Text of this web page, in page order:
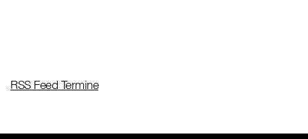
RSS Feed Termine